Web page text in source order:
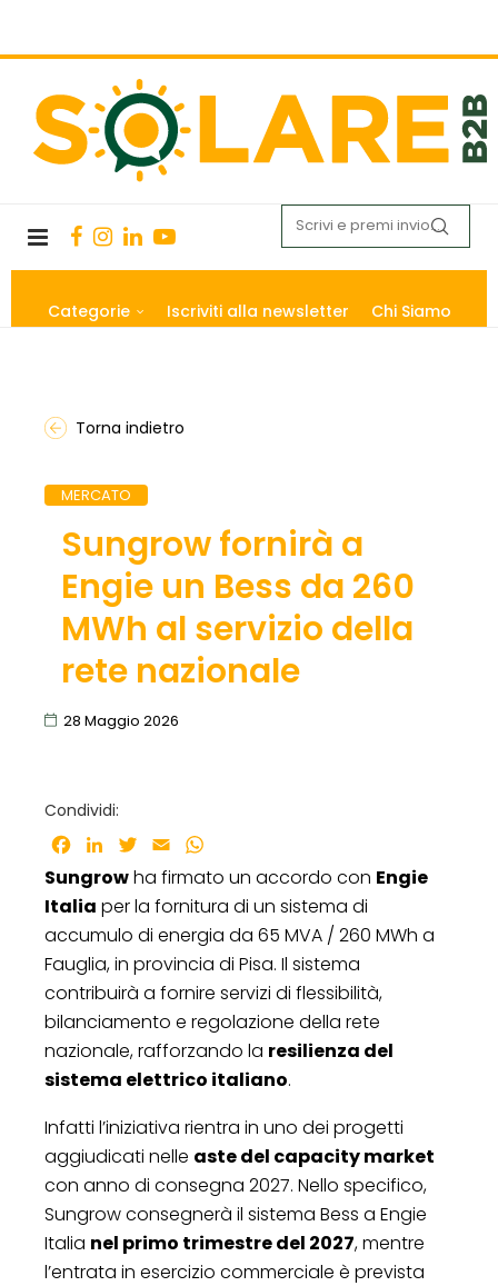
Categorie Iscriviti alla newsletter Chi Siamo
Torna indietro
MERCATO
Sungrow fornirà a
Engie un Bess da 260
MWh al servizio della
rete nazionale
28 Maggio 2026
Condividi:
Facebook
LinkedInTwitter
Email
Sungrowha firmato un accordo con Engie
Italia per la fornitura di un sistema di
accumulo di energia da 65 MVA / 260 MWh a
Fauglia, in provincia di Pisa. Il sistema
contribuirà a fornire servizi di flessibilità,
bilanciamento e regolazione della rete
nazionale, rafforzando la resilienza del
sistema elettrico italiano.
Infatti l’iniziativa rientra in uno dei progetti
aggiudicati nelle aste del capacity market
con anno di consegna 2027. Nello specifico,
Sungrow consegnerà il sistema Bess a Engie
Italia nel primo trimestre del 2027, mentre
l’entrata in esercizio commerciale è prevista